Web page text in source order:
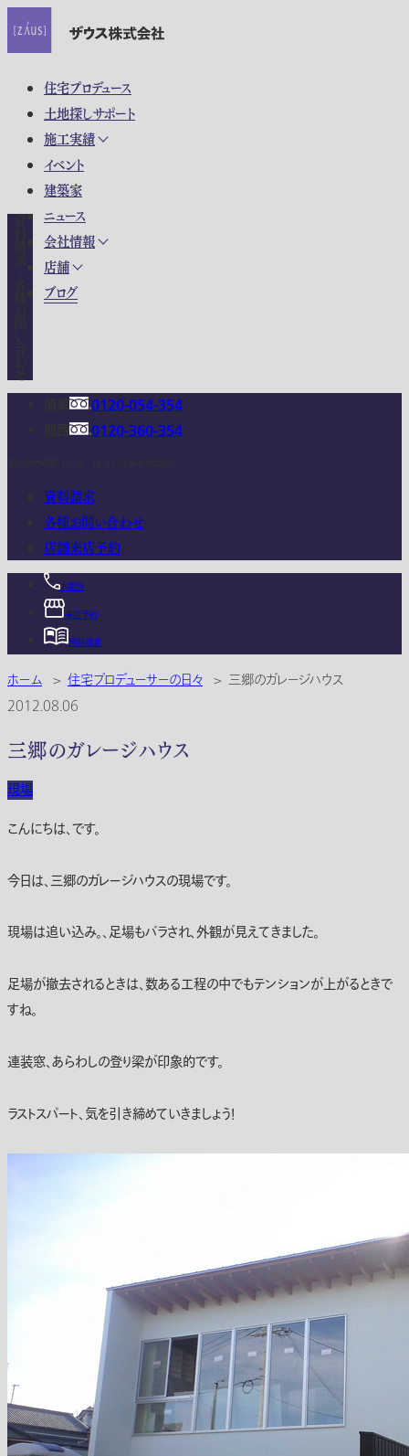
住宅プロデュース
土地探しサポート
施工実績
イベント
建築家
ニュース
会社情報
店舗
ブログ
0120-054-354
0120-360-354
資料請求
各種お問い合わせ
店舗来店予約
お電話
来店予約
資料請求
ホーム > 住宅プロデューサーの日々 > 三郷のガレージハウス
2012.08.06
三郷のガレージハウス
現場
こんにちは、です。
今日は、三郷のガレージハウスの現場です。
現場は追い込み。、足場もバラされ、外観が見えてきました。
足場が撤去されるときは、数ある工程の中でもテンションが上がるときで
すね。
連装窓、あらわしの登り梁が印象的です。
ラストスパート、気を引き締めていきましょう！